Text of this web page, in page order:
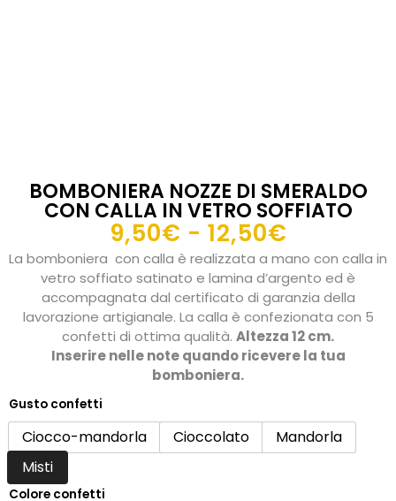
BOMBONIERA NOZZE DI SMERALDO
CON CALLA IN VETRO SOFFIATO
9,50€ - 12,50€
di
prezzo:
da
9,50€
a
12,50€
La bomboniera con calla è realizzata a mano con calla in
vetro soffiato satinato e lamina d’argento ed è
accompagnata dal certificato di garanzia della
lavorazione artigianale. La calla è confezionata con 5
confetti di ottima qualità. Altezza 12 cm.
Inserire nelle note quando ricevere la tua
bomboniera.
Gusto confetti
Ciocco-mandorla Cioccolato
Mandorla
Misti
Colore confetti
Bomboniera
nozze
di
smeraldo
con